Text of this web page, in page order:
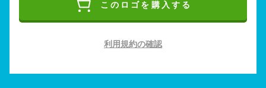
このロゴを購入する
利用規約の確認